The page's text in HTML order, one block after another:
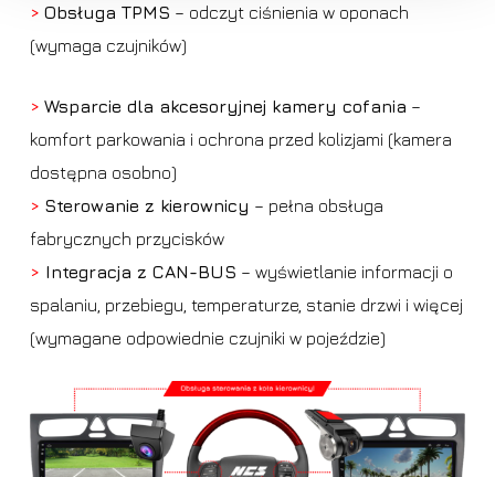
> Obsługa TPMS – odczyt ciśnienia w oponach
(wymaga czujników)
> Wsparcie dla akcesoryjnej kamery cofania –
komfort parkowania i ochrona przed kolizjami (kamera
dostępna osobno)
> Sterowanie z kierownicy – pełna obsługa
fabrycznych przycisków
> Integracja z CAN-BUS – wyświetlanie informacji o
spalaniu, przebiegu, temperaturze, stanie drzwi i więcej
(wymagane odpowiednie czujniki w pojeździe)